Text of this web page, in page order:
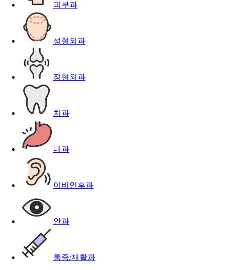
피부과
성형외과
정형외과
치과
내과
이비인후과
안과
통증/재활과